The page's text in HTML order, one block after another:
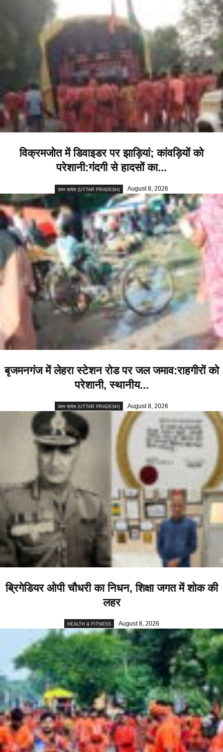
विक्रमजोत में डिवाइडर पर झाड़ियां; कांवड़ियों को
परेशानी:गंदगी से हादसों का...
उत्तर प्रदेश (UTTAR PRADESH) August 8, 2026
बृजमनगंज में लेहरा स्टेशन रोड पर जल जमाव:राहगीरों को
परेशानी, स्थानीय...
उत्तर प्रदेश (UTTAR PRADESH) August 8, 2026
ब्रिगेडियर ओपी चौधरी का निधन, शिक्षा जगत में शोक की
लहर
HEALTH & FITNESS August 8, 2026